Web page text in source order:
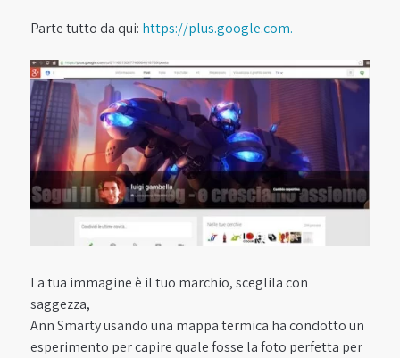
Parte tutto da qui: https://plus.google.com.
La tua immagine è il tuo marchio, sceglila con
saggezza,
Ann Smarty usando una mappa termica ha condotto un
esperimento per capire quale fosse la foto perfetta per